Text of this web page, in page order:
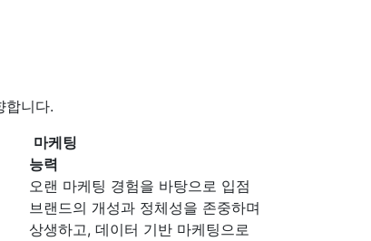
합니다.
마케팅
능력
오랜 마케팅 경험을 바탕으로 입점
브랜드의 개성과 정체성을 존중하며
상생하고, 데이터 기반 마케팅으로